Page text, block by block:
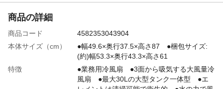
商品の詳細
商品コード
4582353043904
本体サイズ（cm）
●幅49.6×奥行37.5×高さ87 ●梱包サイズ:
(約)幅53.3×奥行43.3×高さ61
特徴
●業務用冷風扇 ●3面から吸気する大風量冷
風扇 ●最大30Lの大型タンク一体型 ●エ